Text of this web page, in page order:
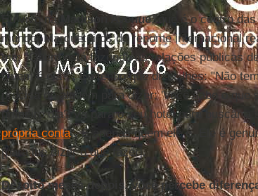
Eu vivo naMadison Avenue, que é o centro
mundo. Marqueteiros de renome internacional
me: "Quem está fazendo as relações públicas
Quem é ela?". Eu tenho que dizer-lhes: "Não
precisa de alguém para dizer: 'Você sabe o que
primeiro dia? Vá para o seu hotel para buscar a
própria conta". É apenas quem ele é. Ele é
[para lhe dizer o que fazer].
Dezoito meses depois, você percebe